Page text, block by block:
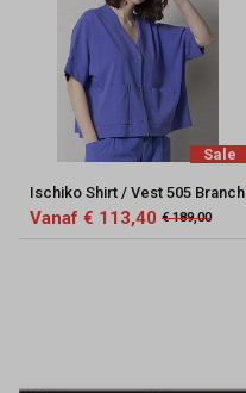
Sale
Ischiko Shirt / Vest 505 Branch
Vanaf € 113,40 € 189,00